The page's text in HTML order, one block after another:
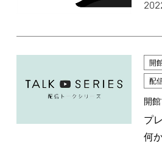
開
配
開
プ
何